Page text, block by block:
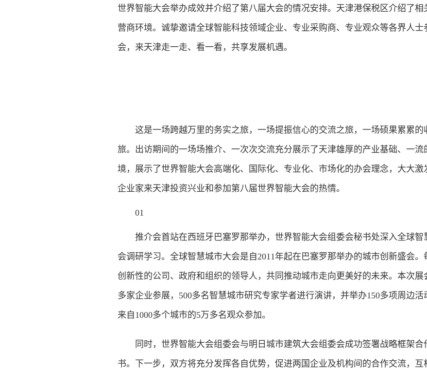
世界智能大会举办成效并介绍了第八届大会的情况安排。天津港保税区介绍了相
营商环境。诚挚邀请全球智能科技领域企业、专业采购商、专业观众等各界人士
会，来天津走一走、看一看，共享发展机遇。
这是一场跨越万里的务实之旅，一场提振信心的交流之旅，一场硕果累累的
旅。出访期间的一场场推介、一次次交流充分展示了天津雄厚的产业基础、一流
境，展示了世界智能大会高端化、国际化、专业化、市场化的办会理念，大大激
企业家来天津投资兴业和参加第八届世界智能大会的热情。
01
推介会首站在西班牙巴塞罗那举办，世界智能大会组委会秘书处深入全球智
会调研学习。全球智慧城市大会是自2011年起在巴塞罗那举办的城市创新盛会。
创新性的公司、政府和组织的领导人，共同推动城市走向更美好的未来。本次展
多家企业参展，500多名智慧城市研究专家学者进行演讲，并举办150多项周边活
来自1000多个城市的5万多名观众参加。
同时，世界智能大会组委会与明日城市建筑大会组委会成功签署战略框架合
书。下一步，双方将充分发挥各自优势，促进两国企业及机构间的合作交流，互